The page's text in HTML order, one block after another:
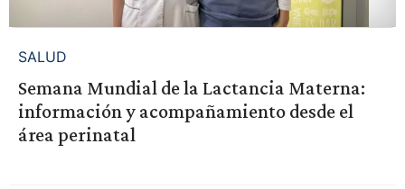
SALUD
Semana Mundial de la Lactancia Materna:
información y acompañamiento desde el
área perinatal